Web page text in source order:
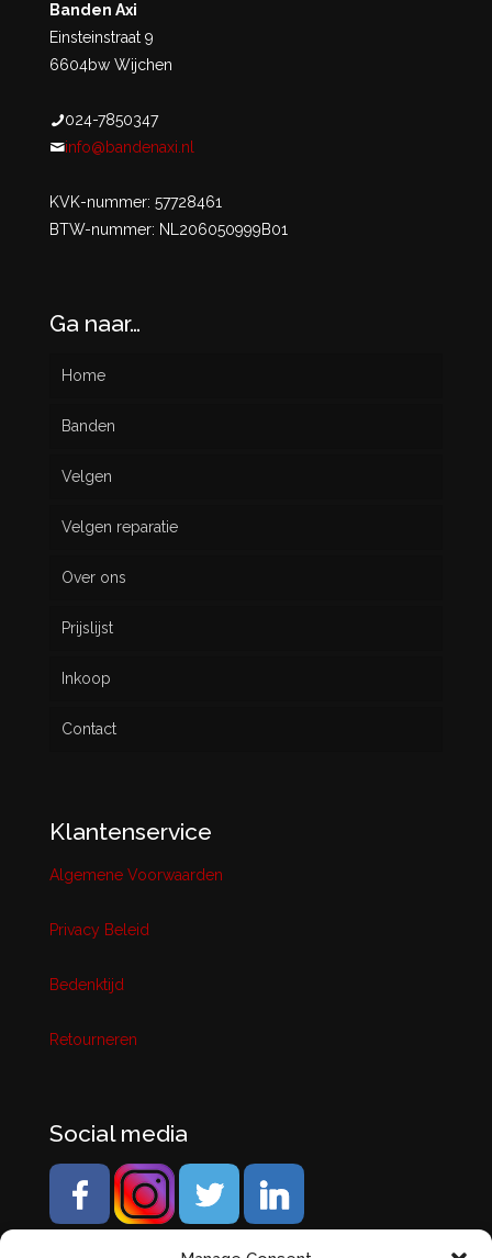
Banden Axi
Einsteinstraat 9
6604bw Wijchen
024-7850347
info@bandenaxi.nl
KVK-nummer: 57728461
BTW-nummer: NL206050999B01
Ga naar…
Home
Banden
Nieuw
Gebruikt
Velgen
Velgen reparatie
Over ons
Prijslijst
Inkoop
Contact
Klantenservice
Algemene Voorwaarden
Privacy Beleid
Bedenktijd
Retourneren
Social media